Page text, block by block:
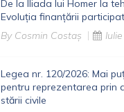
De la Iliada lui Homer la
Evoluția finanțării
By Cosmin Costaș
Legea nr. 120/2026: Mai
pentru reprezentarea prin
stării civile